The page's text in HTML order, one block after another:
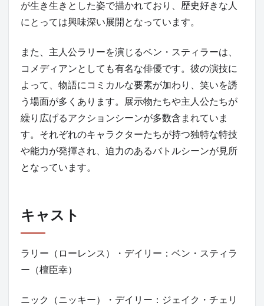
が生き生きとした姿で描かれており、歴史好きな人
にとっては興味深い展開となっています。
また、主人公ラリーを演じるベン・スティラーは、
コメディアンとしても有名な俳優です。彼の演技に
よって、物語にコミカルな要素が加わり、笑いを誘
う場面が多くあります。展示物たちや主人公たちが
繰り広げるアクションシーンが多数含まれていま
す。それぞれのキャラクターたちが持つ独特な特技
や能力が発揮され、迫力のあるバトルシーンが見所
となっています。
キャスト
ラリー（ローレンス）・デイリー：ベン・スティラ
ー（檀臣幸）
ニック（ニッキー）・デイリー：ジェイク・チェリ